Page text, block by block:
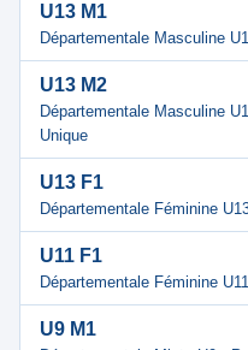
U13 M1
Départementale Masculine
U13 M2
Départementale Masculine
Unique
U13 F1
Départementale Féminine
U11 F1
Départementale Féminine
U9 M1